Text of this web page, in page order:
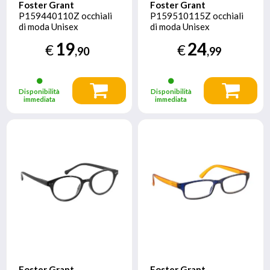
Foster Grant
P159440110Z occhiali
di moda Unisex
piena Nero
€19,90
Disponibilità
immediata
Foster Grant
P159510115Z occhiali
di moda Unisex
piena Grigio
€24,99
Disponibilità
immediata